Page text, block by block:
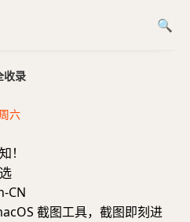
收录
六
！
CN
截图工具，截图即刻进